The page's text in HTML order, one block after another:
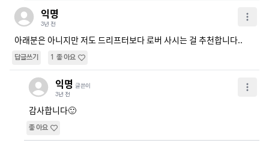
익명
3년 전
아래분은 아니지만 저도 드리프터보다 로버 사시는 걸 추천합니다..
답글쓰기 1 좋아요
익명 글쓴이
3년 전
감사합니다🙂
좋아요